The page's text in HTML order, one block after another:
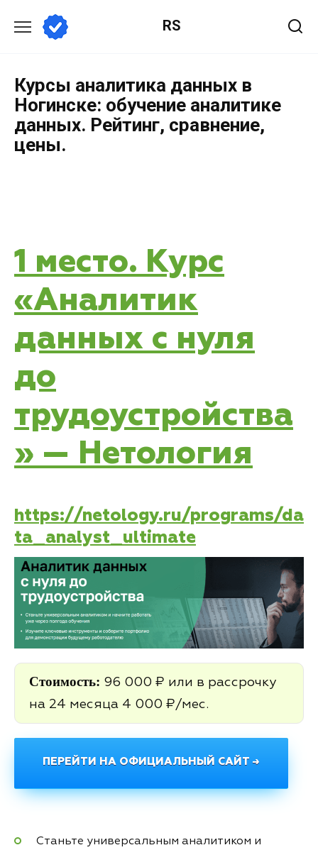
RS
Курсы аналитика данных в
Ногинске: обучение аналитике
данных. Рейтинг, сравнение,
цены.
1 место. Курс
«Аналитик
данных с нуля
до
трудоустройства
» — Нетология
https://netology.ru/programs/da
ta_analyst_ultimate
Стоимость: 96 000 ₽ или в рассрочку
на 24 месяца 4 000 ₽/мес.
ПЕРЕЙТИ НА ОФИЦИАЛЬНЫЙ САЙТ →
Станьте универсальным аналитиком и